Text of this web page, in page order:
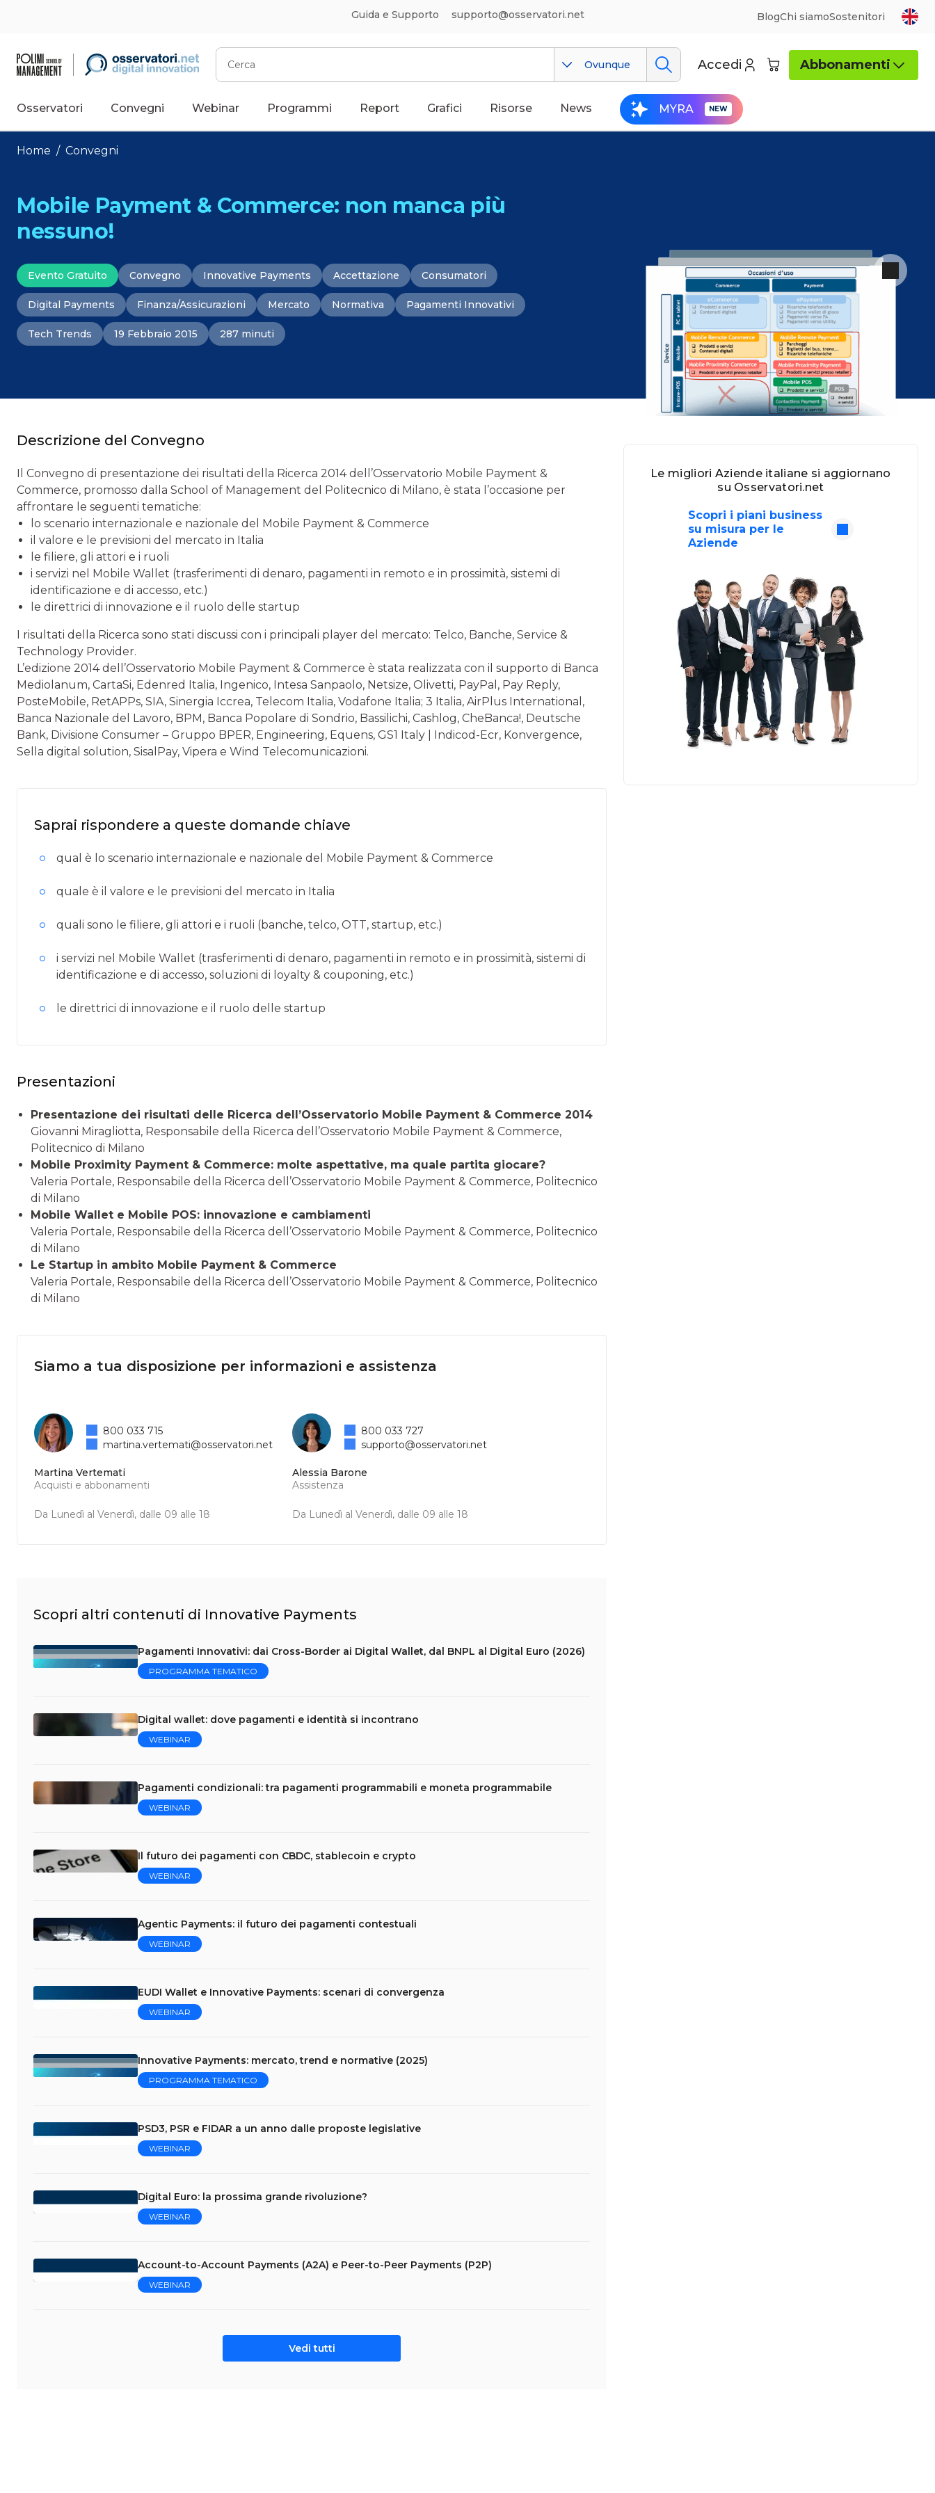
Guida e Supporto supporto@osservatori.net BlogChi siamoSostenitori
Cerca
Ovunque Accedi Abbonamenti
Osservatori Convegni Webinar Programmi Report Grafici Risorse News MYRA
Home / Convegni
Mobile Payment & Commerce: non manca più
nessuno!
Evento Gratuito Convegno Innovative Payments Accettazione Consumatori
Digital Payments Finanza/Assicurazioni Mercato Normativa Pagamenti Innovativi
Tech Trends 19 Febbraio 2015 287 minuti
Descrizione del Convegno
Il Convegno di presentazione dei risultati della Ricerca 2014 dell’Osservatorio Mobile Payment &
Commerce, promosso dalla School of Management del Politecnico di Milano, è stata l’occasione per
affrontare le seguenti tematiche:
lo scenario internazionale e nazionale del Mobile Payment & Commerce
il valore e le previsioni del mercato in Italia
le filiere, gli attori e i ruoli
i servizi nel Mobile Wallet (trasferimenti di denaro, pagamenti in remoto e in prossimità, sistemi di
identificazione e di accesso, etc.)
le direttrici di innovazione e il ruolo delle startup
I risultati della Ricerca sono stati discussi con i principali player del mercato: Telco, Banche, Service &
Technology Provider.
L’edizione 2014 dell’Osservatorio Mobile Payment & Commerce è stata realizzata con il supporto di Banca
Mediolanum, CartaSi, Edenred Italia, Ingenico, Intesa Sanpaolo, Netsize, Olivetti, PayPal, Pay Reply,
PosteMobile, RetAPPs, SIA, Sinergia Iccrea, Telecom Italia, Vodafone Italia; 3 Italia, AirPlus International,
Banca Nazionale del Lavoro, BPM, Banca Popolare di Sondrio, Bassilichi, Cashlog, CheBanca!, Deutsche
Bank, Divisione Consumer – Gruppo BPER, Engineering, Equens, GS1 Italy | Indicod-Ecr, Konvergence,
Sella digital solution, SisalPay, Vipera e Wind Telecomunicazioni.
Saprai rispondere a queste domande chiave
qual è lo scenario internazionale e nazionale del Mobile Payment & Commerce
quale è il valore e le previsioni del mercato in Italia
quali sono le filiere, gli attori e i ruoli (banche, telco, OTT, startup, etc.)
i servizi nel Mobile Wallet (trasferimenti di denaro, pagamenti in remoto e in prossimità, sistemi di
identificazione e di accesso, soluzioni di loyalty & couponing, etc.)
le direttrici di innovazione e il ruolo delle startup
Presentazioni
Presentazione dei risultati delle Ricerca dell’Osservatorio Mobile Payment & Commerce 2014
Giovanni Miragliotta, Responsabile della Ricerca dell’Osservatorio Mobile Payment & Commerce,
Politecnico di Milano
Mobile Proximity Payment & Commerce: molte aspettative, ma quale partita giocare?
Valeria Portale, Responsabile della Ricerca dell’Osservatorio Mobile Payment & Commerce, Politecnico
di Milano
Mobile Wallet e Mobile POS: innovazione e cambiamenti
Valeria Portale, Responsabile della Ricerca dell’Osservatorio Mobile Payment & Commerce, Politecnico
di Milano
Le Startup in ambito Mobile Payment & Commerce
Valeria Portale, Responsabile della Ricerca dell’Osservatorio Mobile Payment & Commerce, Politecnico
di Milano
Siamo a tua disposizione per informazioni e assistenza
Martina Vertemati
Acquisti e abbonamenti
Da Lunedì al Venerdì, dalle 09 alle 18
800 033 715
martina.vertemati@osservatori.net
Alessia Barone
Assistenza
Da Lunedì al Venerdì, dalle 09 alle 18
800 033 727
supporto@osservatori.net
Scopri altri contenuti di Innovative Payments
Pagamenti Innovativi: dai Cross-Border ai Digital Wallet, dal BNPL al Digital Euro (2026)
PROGRAMMA TEMATICO
Digital wallet: dove pagamenti e identità si incontrano
WEBINAR
Pagamenti condizionali: tra pagamenti programmabili e moneta programmabile
WEBINAR
Il futuro dei pagamenti con CBDC, stablecoin e crypto
WEBINAR
Agentic Payments: il futuro dei pagamenti contestuali
WEBINAR
EUDI Wallet e Innovative Payments: scenari di convergenza
WEBINAR
Innovative Payments: mercato, trend e normative (2025)
PROGRAMMA TEMATICO
PSD3, PSR e FIDAR a un anno dalle proposte legislative
WEBINAR
Digital Euro: la prossima grande rivoluzione?
WEBINAR
Account-to-Account Payments (A2A) e Peer-to-Peer Payments (P2P)
WEBINAR
Vedi tutti
Le migliori Aziende italiane si aggiornano
su Osservatori.net
Scopri i piani business
su misura per le
Aziende